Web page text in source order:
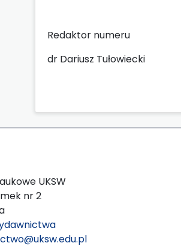
Redaktor numeru
dr Dariusz Tułowiecki
UKSW
nr 2